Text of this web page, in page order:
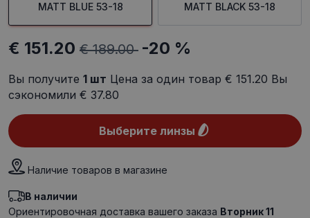
MATT BLUE 53-18 MATT BLACK 53-18
€ 151.20 € 189.00 -20 %
Вы получите 1 шт Цена за один товар € 151.20 Вы
сэкономили € 37.80
Выберите линзы
Наличие товаров в магазине
В наличии
Ориентировочная доставка вашего заказа Вторник 11